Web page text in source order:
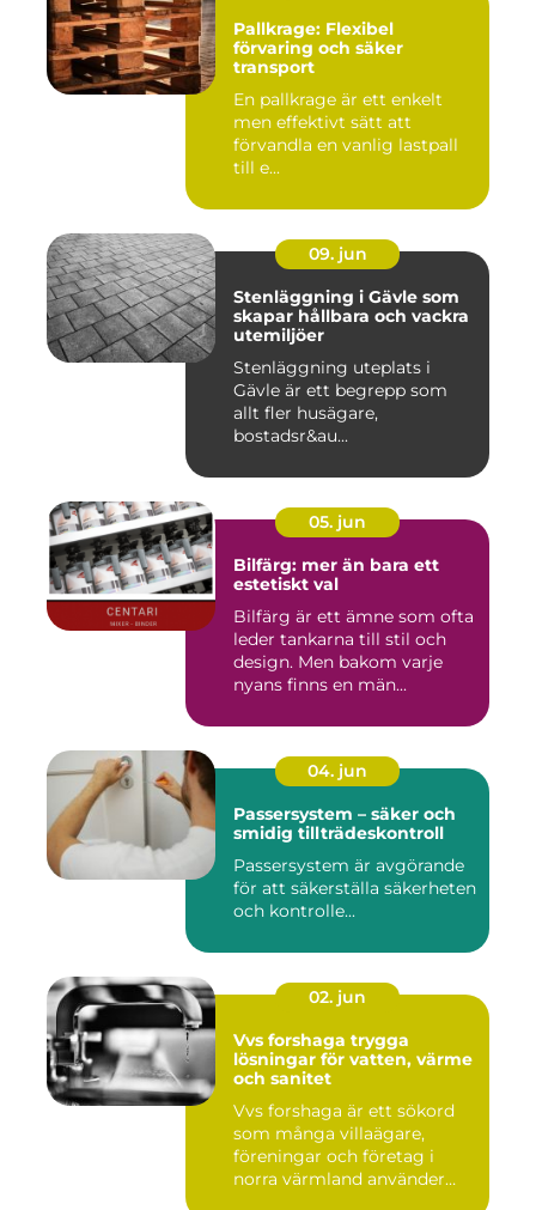
Pallkrage: Flexibel
förvaring och säker
transport
En pallkrage är ett enkelt
men effektivt sätt att
förvandla en vanlig lastpall
till e...
09. jun
Stenläggning i Gävle som
skapar hållbara och vackra
utemiljöer
Stenläggning uteplats i
Gävle är ett begrepp som
allt fler husägare,
bostadsr&au...
05. jun
Bilfärg: mer än bara ett
estetiskt val
Bilfärg är ett ämne som ofta
leder tankarna till stil och
design. Men bakom varje
nyans finns en män...
04. jun
Passersystem – säker och
smidig tillträdeskontroll
Passersystem är avgörande
för att säkerställa säkerheten
och kontrolle...
02. jun
Vvs forshaga trygga
lösningar för vatten, värme
och sanitet
Vvs forshaga är ett sökord
som många villaägare,
föreningar och företag i
norra värmland använder